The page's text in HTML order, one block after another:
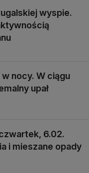
wyspie.
w nocy. W ciągu
upał
6.02.
i mieszane opady